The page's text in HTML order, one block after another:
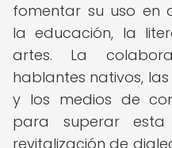
fomentar su uso en
la educación, la
artes. La
hablantes nativos,
y los medios de
para superar
revitalización de